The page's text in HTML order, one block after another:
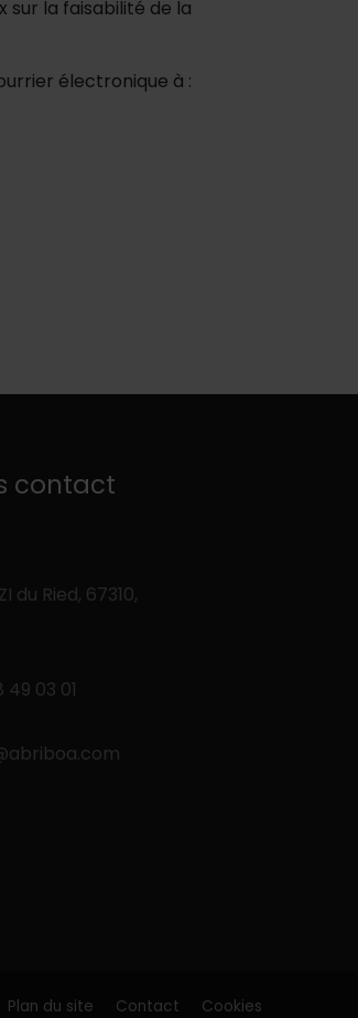
sur la faisabilité de la
électronique à :
contact
du Ried, 67310,
49 03 01
Plan du site Contact Cookies